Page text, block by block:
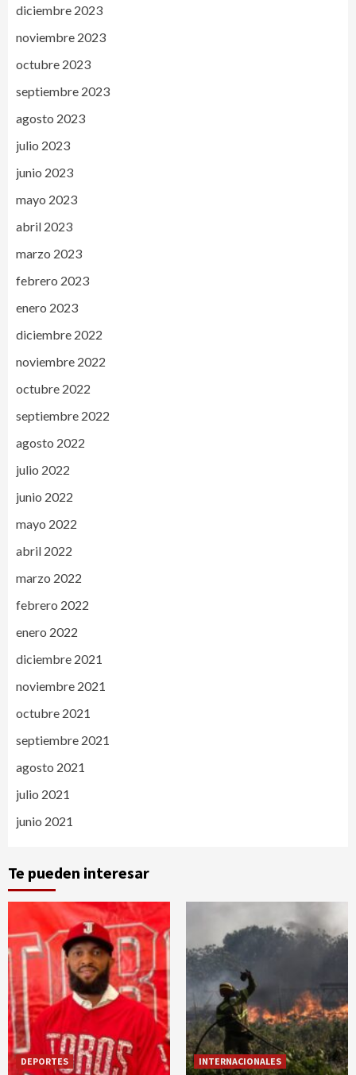
diciembre 2023
noviembre 2023
octubre 2023
septiembre 2023
agosto 2023
julio 2023
junio 2023
mayo 2023
abril 2023
marzo 2023
febrero 2023
enero 2023
diciembre 2022
noviembre 2022
octubre 2022
septiembre 2022
agosto 2022
julio 2022
junio 2022
mayo 2022
abril 2022
marzo 2022
febrero 2022
enero 2022
diciembre 2021
noviembre 2021
octubre 2021
septiembre 2021
agosto 2021
julio 2021
junio 2021
Te pueden interesar
DEPORTES INTERNACIONALES